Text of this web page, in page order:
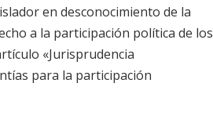
en desconocimiento de la
a la participación política de los
«Jurisprudencia
para la participación